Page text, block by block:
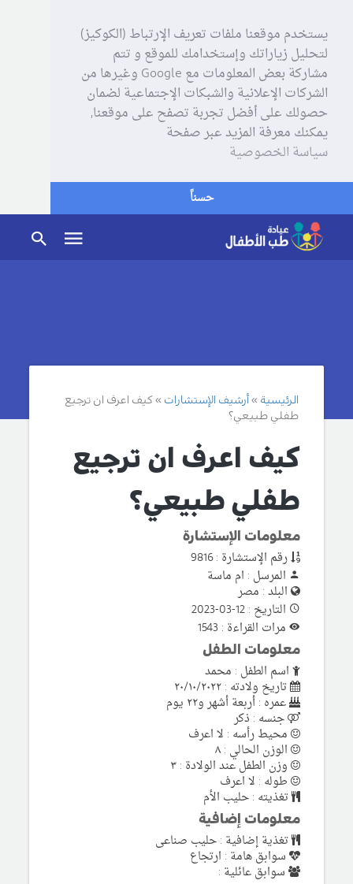
يستخدم موقعنا ملفات تعريف الإرتباط (الكوكيز)
لتحليل زياراتك وإستخدامك للموقع و تتم
مشاركة بعض المعلومات مع Google وغيرها من
الشركات الإعلانية والشبكات الإجتماعية لضمان
حصولك على أفضل تجربة تصفح على موقعنا,
يمكنك معرفة المزيد عبر صفحة
سياسة الخصوصية
حسناً
الرئيسية أرشيف الإستشارات
كيف اعرف ان ترجيع
طفلي طبيعي؟
كيف اعرف ان ترجيع
طفلي طبيعي؟
معلومات الإستشارة
رقم الإستشارة : 9816
المرسل : ام ماسة
البلد : مصر
التاريخ : 12-03-2023
مرات القراءة : 1543
معلومات الطفل
اسم الطفل : محمد
تاريخ ولادته : ٢٠/١٠/٢٠٢٢
عمره : أربعة أشهر و٢٢ يوم
جنسه : ذكر
محيط رأسه : لا اعرف
الوزن الحالي : ٨
وزن الطفل عند الولادة : ٣
طوله : لا اعرف
تغذيته : حليب الأم
معلومات إضافية
تغذية إضافية : حليب صناعى
سوابق هامة : ارتجاع
سوابق عائلية :